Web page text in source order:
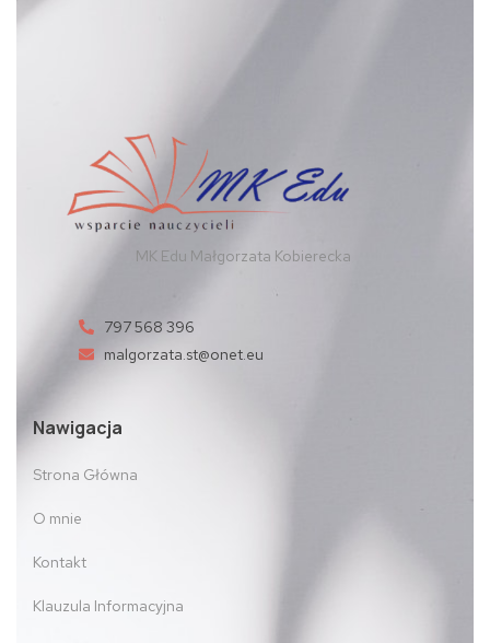
MK Edu Małgorzata Kobierecka
797 568 396
malgorzata.st@onet.eu
Nawigacja
Strona Główna
O mnie
Kontakt
Klauzula Informacyjna